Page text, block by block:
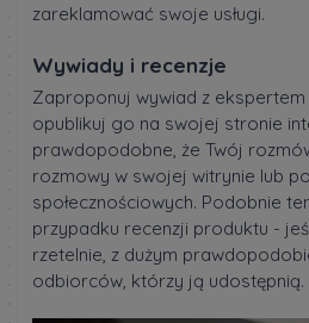
zareklamować swoje usługi.
Wywiady i recenzje
Zaproponuj wywiad z
opublikuj go na swojej stronie
prawdopodobne, że Twój
rozmowy w swojej witrynie lub
społecznościowych. Podobnie
przypadku recenzji produktu -
rzetelnie, z dużym
odbiorców, którzy ją udostępnią.